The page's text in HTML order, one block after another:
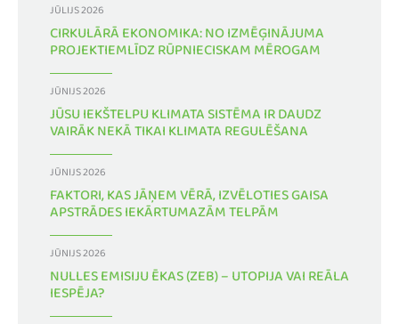
JŪLIJS 2026
CIRKULĀRĀ EKONOMIKA: NO IZMĒĢINĀJUMA
PROJEKTIEMLĪDZ RŪPNIECISKAM MĒROGAM
JŪNIJS 2026
JŪSU IEKŠTELPU KLIMATA SISTĒMA IR DAUDZ
VAIRĀK NEKĀ TIKAI KLIMATA REGULĒŠANA
JŪNIJS 2026
FAKTORI, KAS JĀŅEM VĒRĀ, IZVĒLOTIES GAISA
APSTRĀDES IEKĀRTUMAZĀM TELPĀM
JŪNIJS 2026
NULLES EMISIJU ĒKAS (ZEB) – UTOPIJA VAI REĀLA
IESPĒJA?